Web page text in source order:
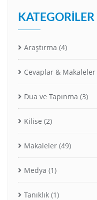
KATEGORILER
Araştırma (4)
Cevaplar & Makaleler
Dua ve Tapınma (3)
Kilise (2)
Makaleler (49)
Medya (1)
Tanıklık (1)